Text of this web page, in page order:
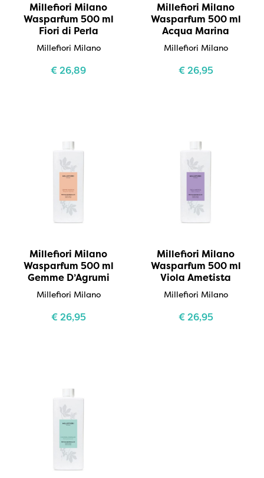
Millefiori Milano
Wasparfum 500 ml
Fiori di Perla
Millefiori Milano
€26,89
Millefiori Milano
Wasparfum 500 ml
Acqua Marina
Millefiori Milano
€26,95
Millefiori Milano
Wasparfum 500 ml
Gemme D’Agrumi
Millefiori Milano
€26,95
Millefiori Milano
Wasparfum 500 ml
Viola Ametista
Millefiori Milano
€26,95